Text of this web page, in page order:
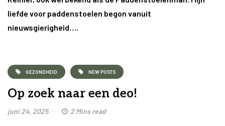
liefde voor paddenstoelen begon vanuit
nieuwsgierigheid….
GEZONDHEID NEW POSTS
Op zoek naar een deo!
juni 24, 2025 2 Mins read